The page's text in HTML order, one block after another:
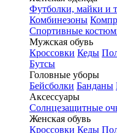
Футболки, майки и
Комбинезоны
Спортивные
Мужская обувь
Кроссовки Кеды
Бутсы
Головные уборы
Бейсболки Банданы
Аксессуары
Солнцезащитные
Женская обувь
Кроссовки Кеды